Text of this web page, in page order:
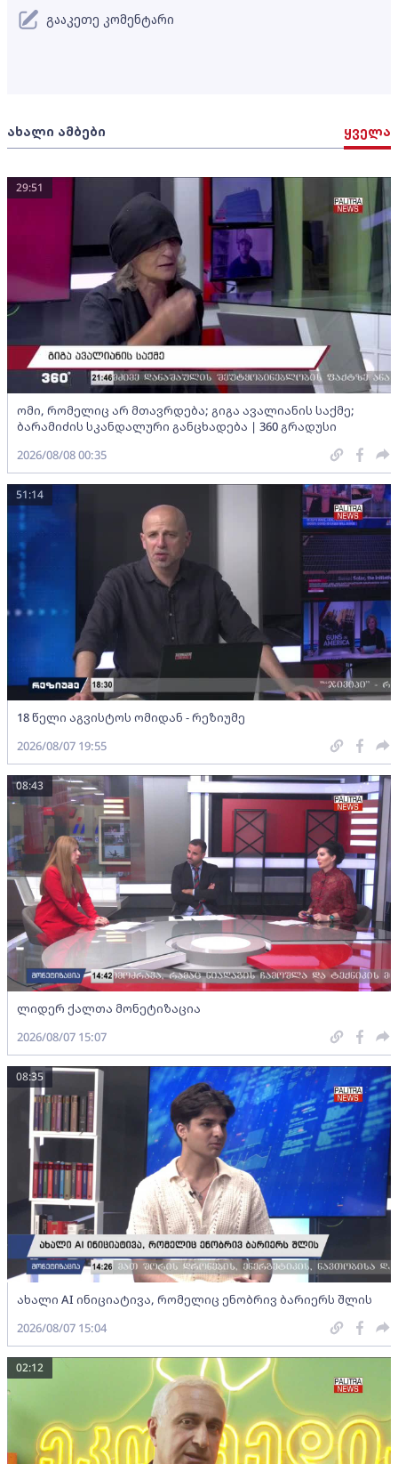
ახალი ამბები ყველა
ომი, რომელიც არ მთავრდება; გიგა ავალიანის საქმე;
ბარამიძის სკანდალური განცხადება | 360 გრადუსი
29:51
2026/08/08 00:35
18 წელი აგვისტოს ომიდან - რეზიუმე
51:14
2026/08/07 19:55
ლიდერ ქალთა მონეტიზაცია
08:43
2026/08/07 15:07
ახალი AI ინიციატივა, რომელიც ენობრივ ბარიერს შლის
08:35
2026/08/07 15:04
02:12
გააკეთე კომენტარი